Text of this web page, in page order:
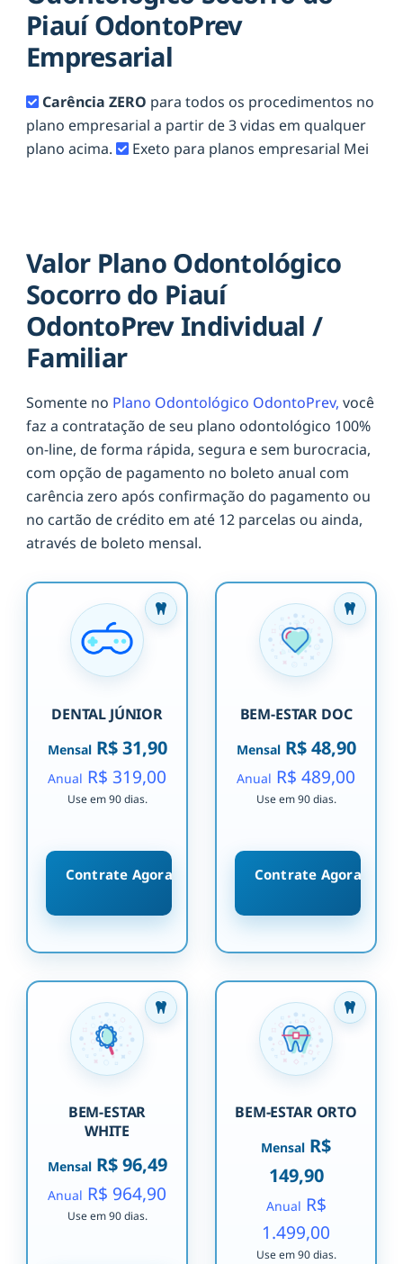
Piauí OdontoPrev
Empresarial
Carência ZERO para todos os procedimentos no
plano empresarial a partir de 3 vidas em qualquer
plano acima.
Exeto para planos empresarial Mei
Valor Plano Odontológico
Socorro do Piauí
OdontoPrev Individual /
Familiar
Somente no Plano Odontológico OdontoPrev, você
faz a contratação de seu plano odontológico 100%
on-line, de forma rápida, segura e sem burocracia,
com opção de pagamento no boleto anual com
carência zero após confirmação do pagamento ou
no cartão de crédito em até 12 parcelas ou ainda,
através de boleto mensal.
DENTAL JÚNIOR
MensalR$ 31,90
Anual R$ 319,00
Use em 90 dias.
Contrate Agora
BEM-ESTAR DOC
MensalR$ 48,90
Anual R$ 489,00
Use em 90 dias.
Contrate Agora
BEM-ESTAR
WHITE
MensalR$ 96,49
Anual R$ 964,90
Use em 90 dias.
BEM-ESTAR ORTO
Mensal R$
149,90
Anual R$
1.499,00
Use em 90 dias.